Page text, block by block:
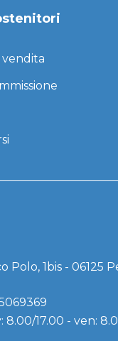
vendita
Polo, 1bis - 06125
8.00/17.00 - ven: